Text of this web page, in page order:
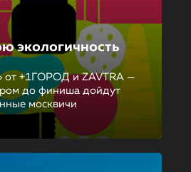
экологичность
от +1ГОРОД и ZAVTRA —
до финиша дойдут
москвичи